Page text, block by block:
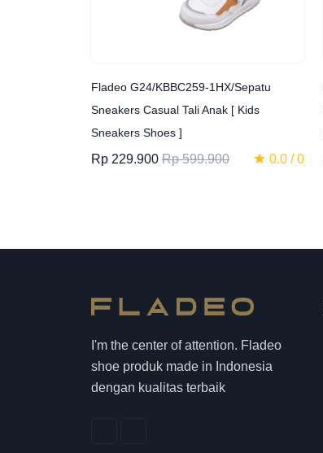
Fladeo G24/KBBC259-1HX/Sepatu
Sneakers Casual Tali Anak [ Kids
Sneakers Shoes ]
Rp 229.900 Rp 599.900 0.0 / 0
I'm the center of attention. Fladeo
shoe produk made in Indonesia
dengan kualitas terbaik